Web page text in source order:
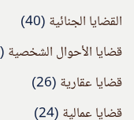
القضايا الجنائية (40)
قضايا الأحوال الشخصية (94)
قضايا عقارية (26)
قضايا عمالية (24)